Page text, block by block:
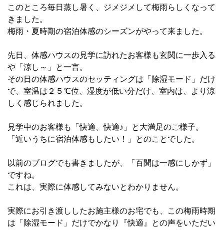
このところ毎日蒸し暑く、ジメジメして梅雨らしくなって
きました。
梅雨・夏時期の宿泊体感のシーズンがやって来ました。
先日、体感ハウスの見学に訪れたお客様も玄関に一歩入る
や「涼し～」と一言。
その日の体感ハウスのセッティングは「除湿モード」だけ
で、室温は２５℃位、湿度が低い分だけ、室内は、より涼
しく感じられました。
見学中のお客様も「快適、快適♪」と大満足のご様子。
「近いうちに宿泊体感もしたい！」とのことでした。
以前のブログでも書きましたが、「百聞は一感にしかず」
ですね。
これは、実際に体感してみないとわかりません。
実際にお引き渡ししたお施主様のお宅でも、この梅雨時期
は「除湿モード」だけでかなり『快適』との声をいただい